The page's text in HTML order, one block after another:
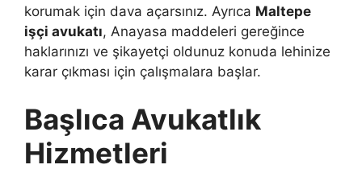
korumak için dava açarsınız. Ayrıca Maltepe
işçi avukatı, Anayasa maddeleri gereğince
haklarınızı ve şikayetçi oldunuz konuda lehinize
karar çıkması için çalışmalara başlar.
Başlıca Avukatlık
Hizmetleri